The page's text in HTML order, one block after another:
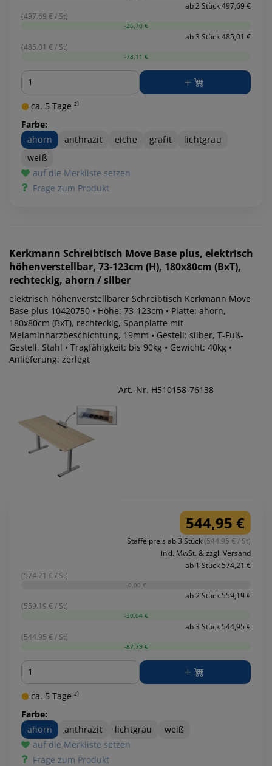
ab 2 Stück 497,69 €
(497.69 € / St)
-26,70 €
ab 3 Stück 485,01 €
(485.01 € / St)
-78,11 €
Menge
ca. 5 Tage ²⁾
Farbe:
ahorn
anthrazit eiche grafit
lichtgrau
weiß
auf die Merkliste setzen
Frage zum Produkt
Kerkmann Schreibtisch Move Base plus, elektrisch
höhenverstellbar, 73-123cm (H), 180x80cm (BxT),
rechteckig, ahorn / silber
elektrisch höhenverstellbarer Schreibtisch Kerkmann Move
Base plus 10420750 • Höhe: 73-123cm • Platte: ahorn,
180x80cm (BxT), rechteckig, Spanplatte mit
Melaminharzbeschichtung, 19mm • Gestell: silber, T-Fuß-
Gestell, Stahl • Tragfähigkeit: bis 90kg • Gewicht: 40kg •
Anlieferung: zerlegt
Art.-Nr. H510158-76138
544,95 €
Staffelpreis ab 3 Stück(544.95 € / St)
inkl. MwSt. & zzgl. Versand
ab 1 Stück 574,21 €
(574.21 € / St)
-0,00 €
ab 2 Stück 559,19 €
(559.19 € / St)
-30,04 €
ab 3 Stück 544,95 €
(544.95 € / St)
-87,79 €
Menge
ca. 5 Tage ²⁾
Farbe:
ahorn
anthrazit lichtgrau
weiß
auf die Merkliste setzen
Frage zum Produkt